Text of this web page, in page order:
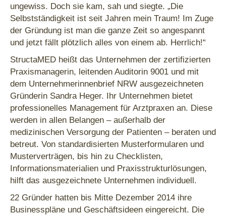
ungewiss. Doch sie kam, sah und siegte. „Die
Selbstständigkeit ist seit Jahren mein Traum! Im Zuge
der Gründung ist man die ganze Zeit so angespannt
und jetzt fällt plötzlich alles von einem ab. Herrlich!“
StructaMED heißt das Unternehmen der zertifizierten
Praxismanagerin, leitenden Auditorin 9001 und mit
dem Unternehmerinnenbrief NRW ausgezeichneten
Gründerin Sandra Heger. Ihr Unternehmen bietet
professionelles Management für Arztpraxen an. Diese
werden in allen Belangen – außerhalb der
medizinischen Versorgung der Patienten – beraten und
betreut. Von standardisierten Musterformularen und
Musterverträgen, bis hin zu Checklisten,
Informationsmaterialien und Praxisstrukturlösungen,
hilft das ausgezeichnete Unternehmen individuell.
22 Gründer hatten bis Mitte Dezember 2014 ihre
Businesspläne und Geschäftsideen eingereicht. Die